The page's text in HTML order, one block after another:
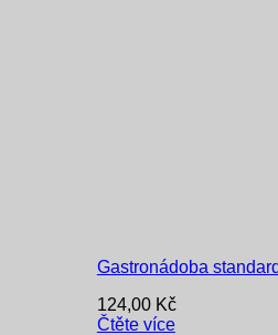
Gastronádoba
124,00 Kč
Čtěte více